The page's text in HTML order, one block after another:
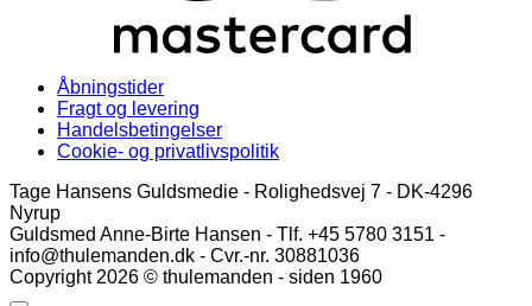
Åbningstider
Fragt og levering
Handelsbetingelser
Cookie- og privatlivspolitik
Tage Hansens Guldsmedie - Rolighedsvej 7 - DK-4296
Nyrup
Guldsmed Anne-Birte Hansen - Tlf. +45 5780 3151 -
info@thulemanden.dk - Cvr.-nr. 30881036
Copyright 2026 © thulemanden - siden 1960